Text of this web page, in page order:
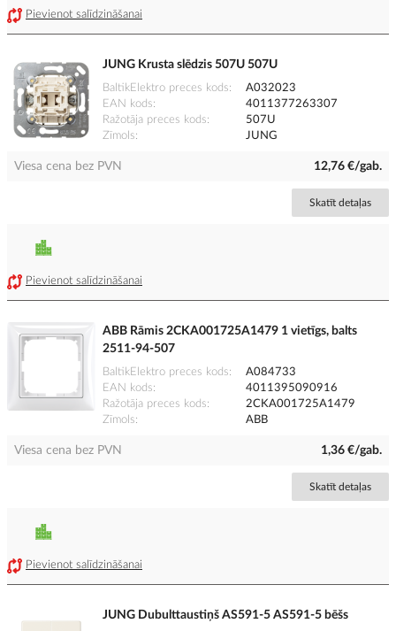
Pievienot salīdzināšanai
JUNG Krusta slēdzis 507U 507U
BaltikElektro preces kods
A032023
EAN kods
4011377263307
Ražotāja preces kods
507U
Zīmols
JUNG
Viesa cena bez PVN 12,76 €/gab.
Skatīt detaļas
Pievienot salīdzināšanai
ABB Rāmis 2CKA001725A1479 1 vietīgs, balts
2511-94-507
BaltikElektro preces kods
A084733
EAN kods
4011395090916
Ražotāja preces kods
2CKA001725A1479
Zīmols
ABB
Viesa cena bez PVN 1,36 €/gab.
Skatīt detaļas
Pievienot salīdzināšanai
JUNG Dubulttaustiņš AS591-5 AS591-5 bēšs